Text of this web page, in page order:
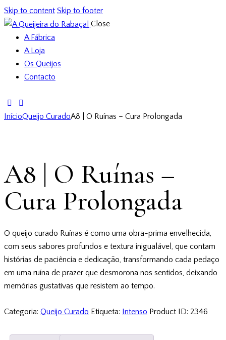
Skip to content Skip to footer
Close
A Fábrica
A Loja
Os Queijos
Contacto
InícioQueijo CuradoA8 | O Ruínas – Cura Prolongada
A8 | O Ruínas –
Cura Prolongada
O queijo curado Ruínas é como uma obra-prima envelhecida,
com seus sabores profundos e textura inigualável, que contam
histórias de paciência e dedicação, transformando cada pedaço
em uma ruína de prazer que desmorona nos sentidos, deixando
memórias gustativas que resistem ao tempo.
Categoria: Queijo Curado Etiqueta: Intenso Product ID: 2346